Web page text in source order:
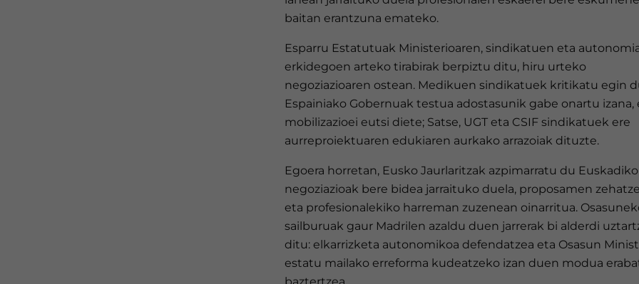
baitan erantzuna emateko.
Esparru Estatutuak Ministerioaren, sindikatuen eta
erkidegoen arteko tirabirak berpiztu ditu, hiru urteko
negoziazioaren ostean. Medikuen sindikatuek kritikatu egin
Espainiako Gobernuak testua adostasunik gabe onartu izana,
mobilizazioei eutsi diete; Satse, UGT eta CSIF sindikatuek ere
aurreproiektuaren edukiaren aurkako arrazoiak dituzte.
Egoera horretan, Eusko Jaurlaritzak azpimarratu du Euskadiko
negoziazioak bere bidea jarraituko duela, proposamen
eta profesionalekiko harreman zuzenean oinarritua.
sailburuak gaur Madrilen azaldu duen jarrerak bi alderdi
ditu: elkarrizketa autonomikoa defendatzea eta Osasun
estatu mailako erreforma kudeatzeko izan duen modua